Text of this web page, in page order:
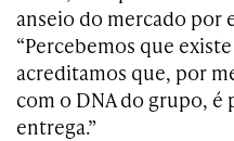
anseio do mercado por
“Percebemos que
acreditamos que, por
com o DNA do grupo, é
entrega.”